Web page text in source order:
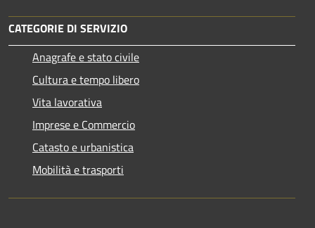
CATEGORIE DI SERVIZIO
Anagrafe e stato civile
Cultura e tempo libero
Vita lavorativa
Imprese e Commercio
Catasto e urbanistica
Mobilità e trasporti